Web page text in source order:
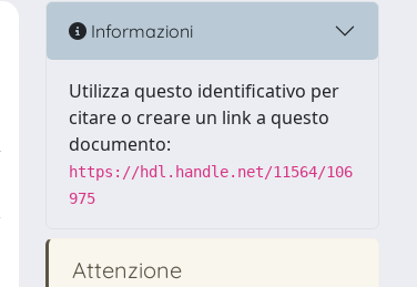
Informazioni
Utilizza questo identificativo per
citare o creare un link a questo
documento:
https://hdl.handle.net/11564/106
975
Attenzione